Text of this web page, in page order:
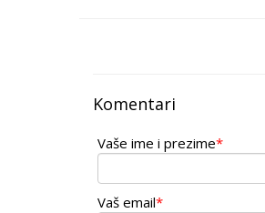
Komentari
Vaše ime i prezime*
Vaš email*